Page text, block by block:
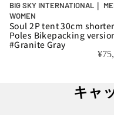
BIG SKY INTERNATIONAL｜
WOMEN
Soul 2P tent 30cm shorter
Poles Bikepacking
#Granite Gray
キャ